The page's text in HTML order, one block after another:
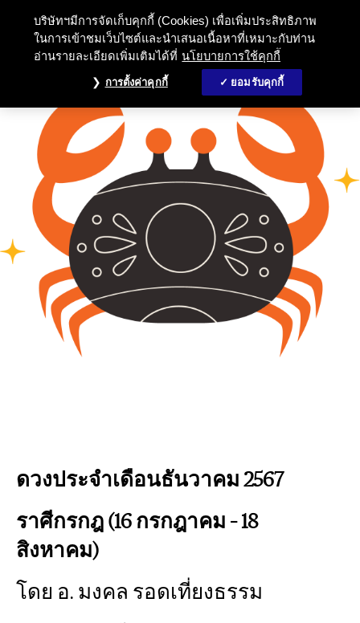
ดวงประจำเดือนธันวาคม 2567
ราศีกรกฎ (16 กรกฎาคม – 18
สิงหาคม)
โดย อ. มงคล รอดเที่ยงธรรม
บริษัทฯมีการจัดเก็บคุกกี้ (Cookies) เพื่อเพิ่มประสิทธิภาพ
ในการเข้าชมเว็บไซต์และนำเสนอเนื้อหาที่เหมาะกับท่าน
อ่านรายละเอียดเพิ่มเติมได้ที่ นโยบายการใช้คุกกี้
การตั้งค่าคุกกี้ ยอมรับคุกกี้